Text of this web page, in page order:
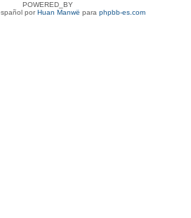
POWERED_BY
porHuan Manwë para phpbb-es.com